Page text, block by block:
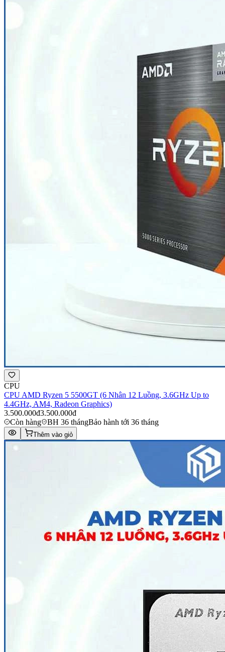
CPU
CPU AMD Ryzen 5 5500GT (6 Nhân 12 Luồng, 3.6GHz Up to
4.4GHz, AM4, Radeon Graphics)
3.500.000đ3.500.000đ
Còn hàng
BH 36 thángBảo hành tới 36 tháng
Thêm vào giỏ